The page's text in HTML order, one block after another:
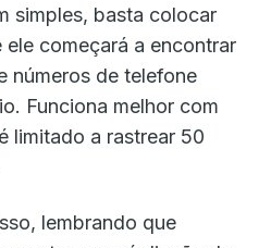
simples, basta colocar
começará a encontrar
números de telefone
Funciona melhor com
limitado a rastrear 50
lembrando que